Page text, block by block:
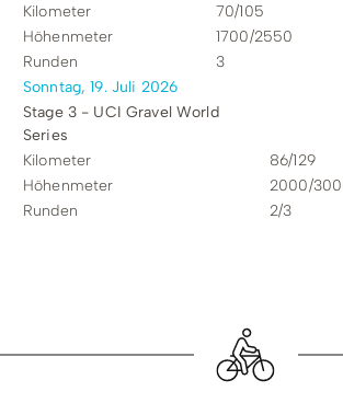
Kilometer
70/105
Höhenmeter
1700/2550
Runden
3
Sonntag, 19. Juli 2026
Stage 3 - UCI Gravel World
Series
Kilometer
86/129
Höhenmeter
2000/
Runden
2/3